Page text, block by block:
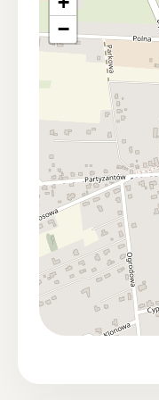
• powiadomienia
• czujniki ruchu,
bezpieczeństwo
• zdalny podgląd
dowolnego miejsca
To technologia,
dom po prostu
domowników.
Nowoczesność,
Komfort
wygodę i koszty
−